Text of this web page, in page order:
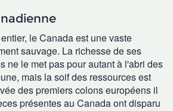
le Canada est une vaste
sauvage. La richesse de ses
ne le met pas pour autant à l'abri des
mais la soif des ressources est
des premiers colons européens il
présentes au Canada ont disparu